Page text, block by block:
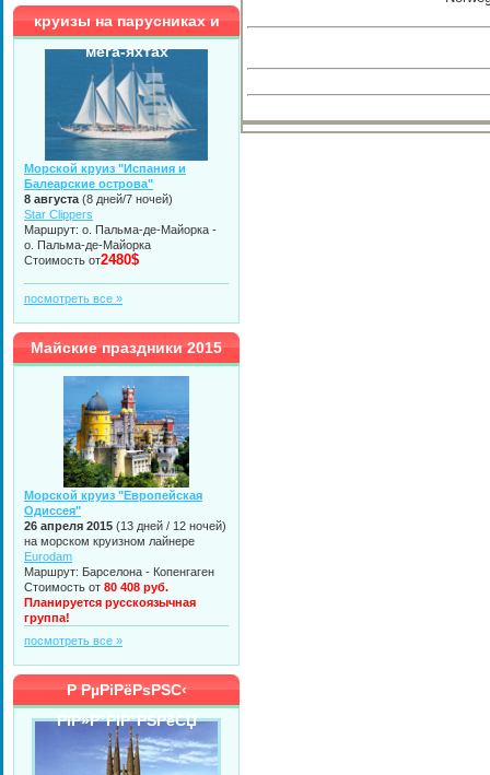
круизы на парусниках и
мега-яхтах
Морской круиз "Испания и
Балеарские острова"
8 августа (8 дней/7 ночей)
Star Clippers
Маршрут: о. Пальма-де-Майорка -
о. Пальма-де-Майорка
Стоимость от2480$
посмотреть все »
Майские праздники 2015
Морской круиз "Европейская
Одиссея"
26 апреля 2015 (13 дней / 12 ночей)
на морском круизном лайнере
Eurodam
Маршрут: Барселона - Копенгаген
Стоимость от 80 408 руб.
Планируется русскоязычная
группа!
посмотреть все »
Р РµРіРёРѕРЅС‹
РїР»Р°РІР°РЅРёСЏ